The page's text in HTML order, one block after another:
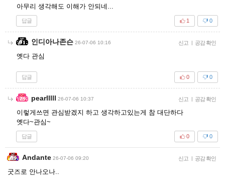
아무리 생각해도 이해가 안되네...
답글 0
1
인디아나존슨 26-07-06 10:16 신고 | 공감 확인
옛다 관심
답글 0
0
pearlllll 26-07-06 10:37 신고 | 공감 확인
이렇게쓰면 관심받겠지 하고 생각하고있는게 참 대단하다
옛다~관심~
답글 0
0
Andante 26-07-06 09:20 신고 | 공감 확인
굿즈로 안나오나..